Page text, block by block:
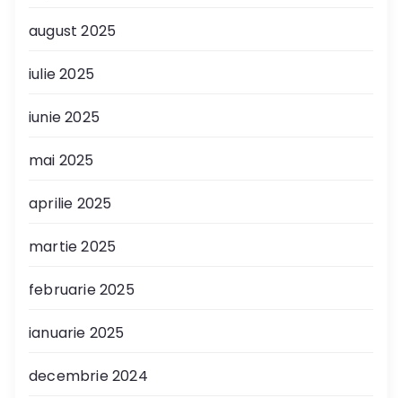
august 2025
iulie 2025
iunie 2025
mai 2025
aprilie 2025
martie 2025
februarie 2025
ianuarie 2025
decembrie 2024